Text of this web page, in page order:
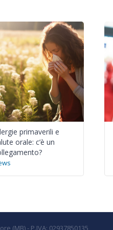
primaverili e
orale: c’è un
(MB) - P.IVA: 02937850135